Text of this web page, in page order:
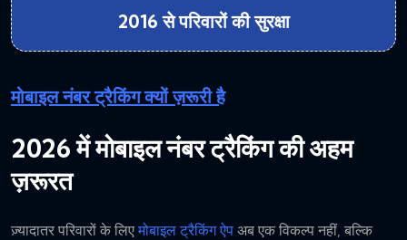
2016 से परिवारों की सुरक्षा
मोबाइल नंबर ट्रैकिंग क्यों ज़रूरी है
2026 में मोबाइल नंबर ट्रैकिंग की अहम
ज़रूरत
ज़्यादातर परिवारों के लिएमोबाइल ट्रैकिंग ऐप अब एक विकल्प नहीं, बल्कि